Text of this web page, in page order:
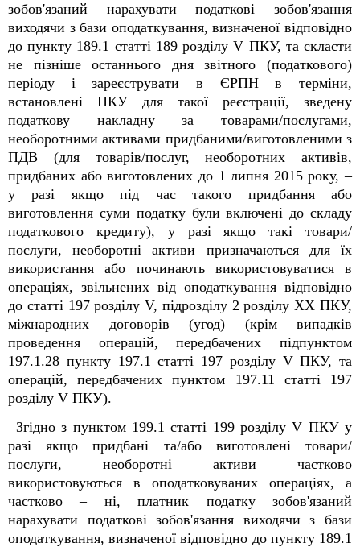
зобов'язаний нарахувати податкові зобов'язання
виходячи з бази оподаткування, визначеної відповідно
до пункту 189.1 статті 189 розділу V ПКУ, та скласти
не пізніше останнього дня звітного (податкового)
періоду і зареєструвати в ЄРПН в терміни,
встановлені ПКУ для такої реєстрації, зведену
податкову накладну за товарами/послугами,
необоротними активами придбаними/виготовленими з
ПДВ (для товарів/послуг, необоротних активів,
придбаних або виготовлених до 1 липня 2015 року, –
у разі якщо під час такого придбання або
виготовлення суми податку були включені до складу
податкового кредиту), у разі якщо такі товари/
послуги, необоротні активи призначаються для їх
використання або починають використовуватися в
операціях, звільнених від оподаткування відповідно
до статті 197 розділу V, підрозділу 2 розділу XX ПКУ,
міжнародних договорів (угод) (крім випадків
проведення операцій, передбачених підпунктом
197.1.28 пункту 197.1 статті 197 розділу V ПКУ, та
операцій, передбачених пунктом 197.11 статті 197
розділу V ПКУ).
Згідно з пунктом 199.1 статті 199 розділу V ПКУ у
разі якщо придбані та/або виготовлені товари/
послуги, необоротні активи частково
використовуються в оподатковуваних операціях, а
частково – ні, платник податку зобов'язаний
нарахувати податкові зобов'язання виходячи з бази
оподаткування, визначеної відповідно до пункту 189.1